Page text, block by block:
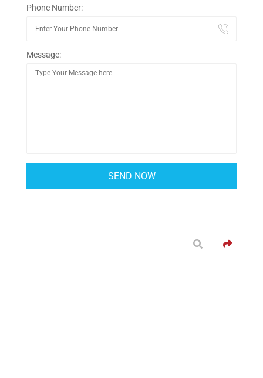
Phone Number:
Message: